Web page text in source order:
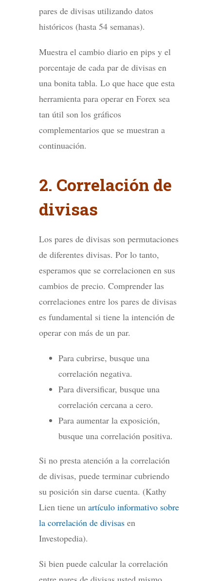
pares de divisas utilizando datos
históricos (hasta 54 semanas).
Muestra el cambio diario en pips y el
porcentaje de cada par de divisas en
una bonita tabla. Lo que hace que esta
herramienta para operar en Forex sea
tan útil son los gráficos
complementarios que se muestran a
continuación.
2. Correlación de
divisas
Los pares de divisas son permutaciones
de diferentes divisas. Por lo tanto,
esperamos que se correlacionen en sus
cambios de precio. Comprender las
correlaciones entre los pares de divisas
es fundamental si tiene la intención de
operar con más de un par.
Para cubrirse, busque una
correlación negativa.
Para diversificar, busque una
correlación cercana a cero.
Para aumentar la exposición,
busque una correlación positiva.
Si no presta atención a la correlación
de divisas, puede terminar cubriendo
su posición sin darse cuenta. (Kathy
Lien tiene un artículo informativo sobre
la correlación de divisas en
Investopedia).
Si bien puede calcular la correlación